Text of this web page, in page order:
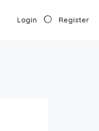
Login Register